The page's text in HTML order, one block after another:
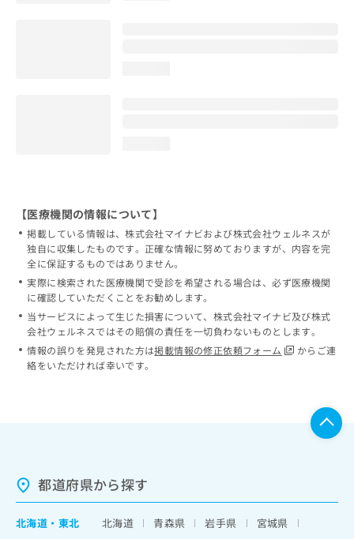
【医療機関の情報について】
掲載している情報は、株式会社マイナビおよび株式会社ウェルネスが
独自に収集したものです。正確な情報に努めておりますが、内容を完
全に保証するものではありません。
実際に検索された医療機関で受診を希望される場合は、必ず医療機関
に確認していただくことをお勧めします。
当サービスによって生じた損害について、株式会社マイナビ及び株式
会社ウェルネスではその賠償の責任を一切負わないものとします。
情報の誤りを発見された方は掲載情報の修正依頼フォーム
からご連
絡をいただければ幸いです。
都道府県から探す
北海道 ・ 東北 北海道 青森県 岩手県
宮城県